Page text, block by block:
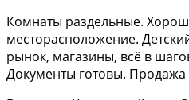
Комнаты раздельные.
месторасположение.
рынок, магазины, всё в
Документы готовы. Продажа